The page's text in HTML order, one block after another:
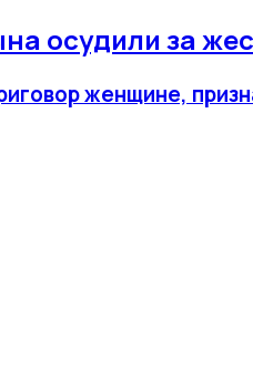
осудили за
женщине,